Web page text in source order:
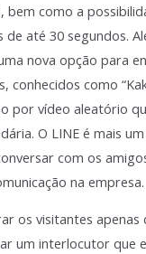
bem como a
até 30 segundos.
nova opção para
conhecidos como
por vídeo aleatório
O LINE é mais
com os
na empresa.
os visitantes apenas
um interlocutor que